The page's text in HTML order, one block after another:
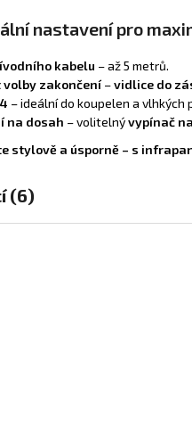
nastavení pro
kabelu – až 5 metrů.
volby zakončení –vidlice do
– ideální do koupelen a vlhkých
na dosah – volitelnývypínač
stylově a úsporně – s
(6)